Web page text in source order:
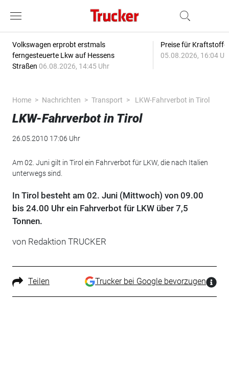
Volkswagen erprobt erstmals
ferngesteuerte Lkw auf Hessens
Straßen 06.08.2026, 14:45 Uhr
Preise für
05.08.2026, 16:04
Home Nachrichten Transport LKW-Fahrverbot in Tirol
LKW-Fahrverbot in Tirol
26.05.2010 17:06 Uhr
Am 02. Juni gilt in Tirol ein Fahrverbot für LKW, die nach Italien
unterwegs sind.
In Tirol besteht am 02. Juni (Mittwoch) von 09.00
bis 24.00 Uhr ein Fahrverbot für LKW über 7,5
Tonnen.
von Redaktion TRUCKER
Teilen Trucker bei Google bevorzugen